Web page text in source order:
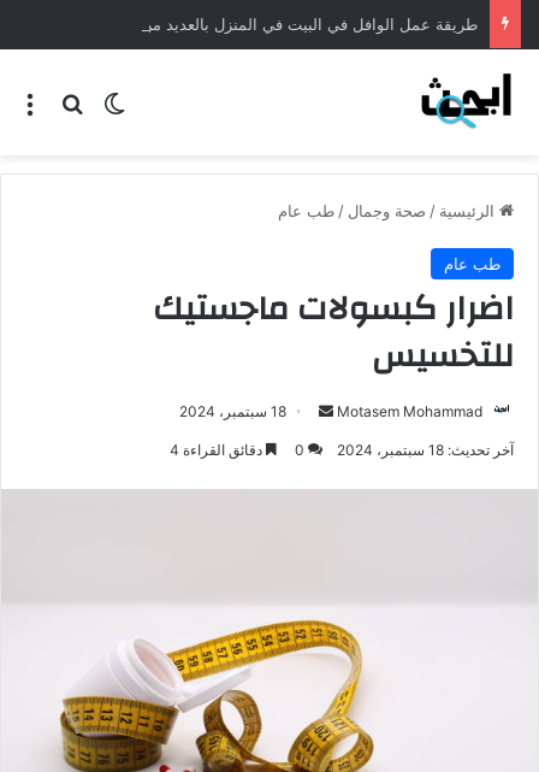
طريقة عمل الوافل في البيت في المنزل بالعديد من الطرق
الرئيسية / صحة وجمال / طب عام
طب عام
اضرار كبسولات ماجستيك
للتخسيس
Motasem Mohammad 18 سبتمبر، 2024
آخر تحديث: 18 سبتمبر، 2024 0 دقائق القراءة 4